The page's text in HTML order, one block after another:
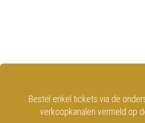
Bestel enkel tickets via de
verkoopkanalen vermeld op